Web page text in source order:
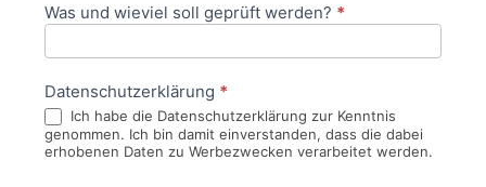
Was und wieviel soll geprüft werden? *
Datenschutzerklärung *
Ich habe die Datenschutzerklärung zur Kenntnis
genommen. Ich bin damit einverstanden, dass die dabei
erhobenen Daten zu Werbezwecken verarbeitet werden.